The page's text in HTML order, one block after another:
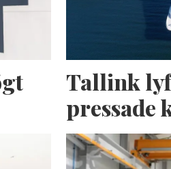
Tallink
pressade